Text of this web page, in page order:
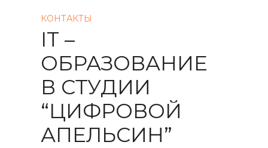
КОНТАКТЫ
IT –
ОБРАЗОВАНИЕ
В СТУДИИ
“ЦИФРОВОЙ
АПЕЛЬСИН”